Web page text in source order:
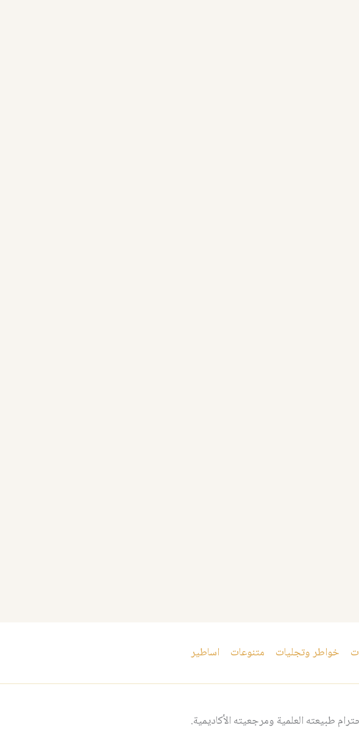
خواطر وتجليات متنوعات اساطير
طبيعته العلمية ومرجعيته الأكاديمية.